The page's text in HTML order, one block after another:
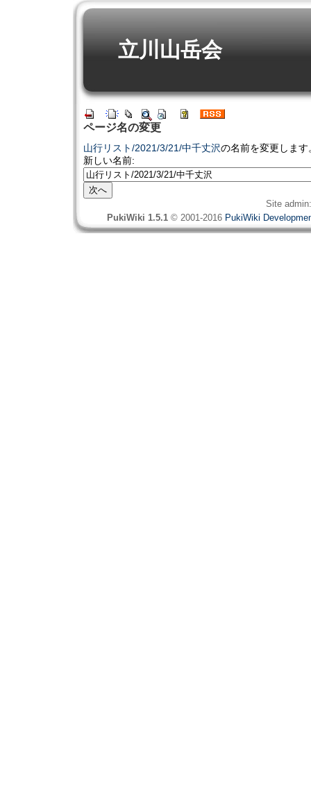
立川山岳会
ページ名の変更
山行リスト/2021/3/21/中千丈沢の名前を変更します
新しい名前:
Site
PukiWiki 1.5.1 © 2001-2016 PukiWiki